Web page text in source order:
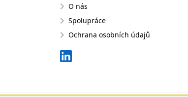
O nás
Spolupráce
Ochrana osobních údajů